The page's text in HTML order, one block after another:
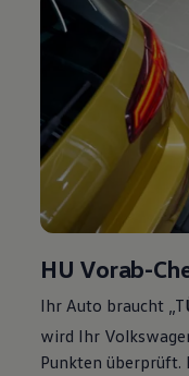
HU Vorab-
Ihr Auto braucht
wird Ihr
Punkten überprüft.